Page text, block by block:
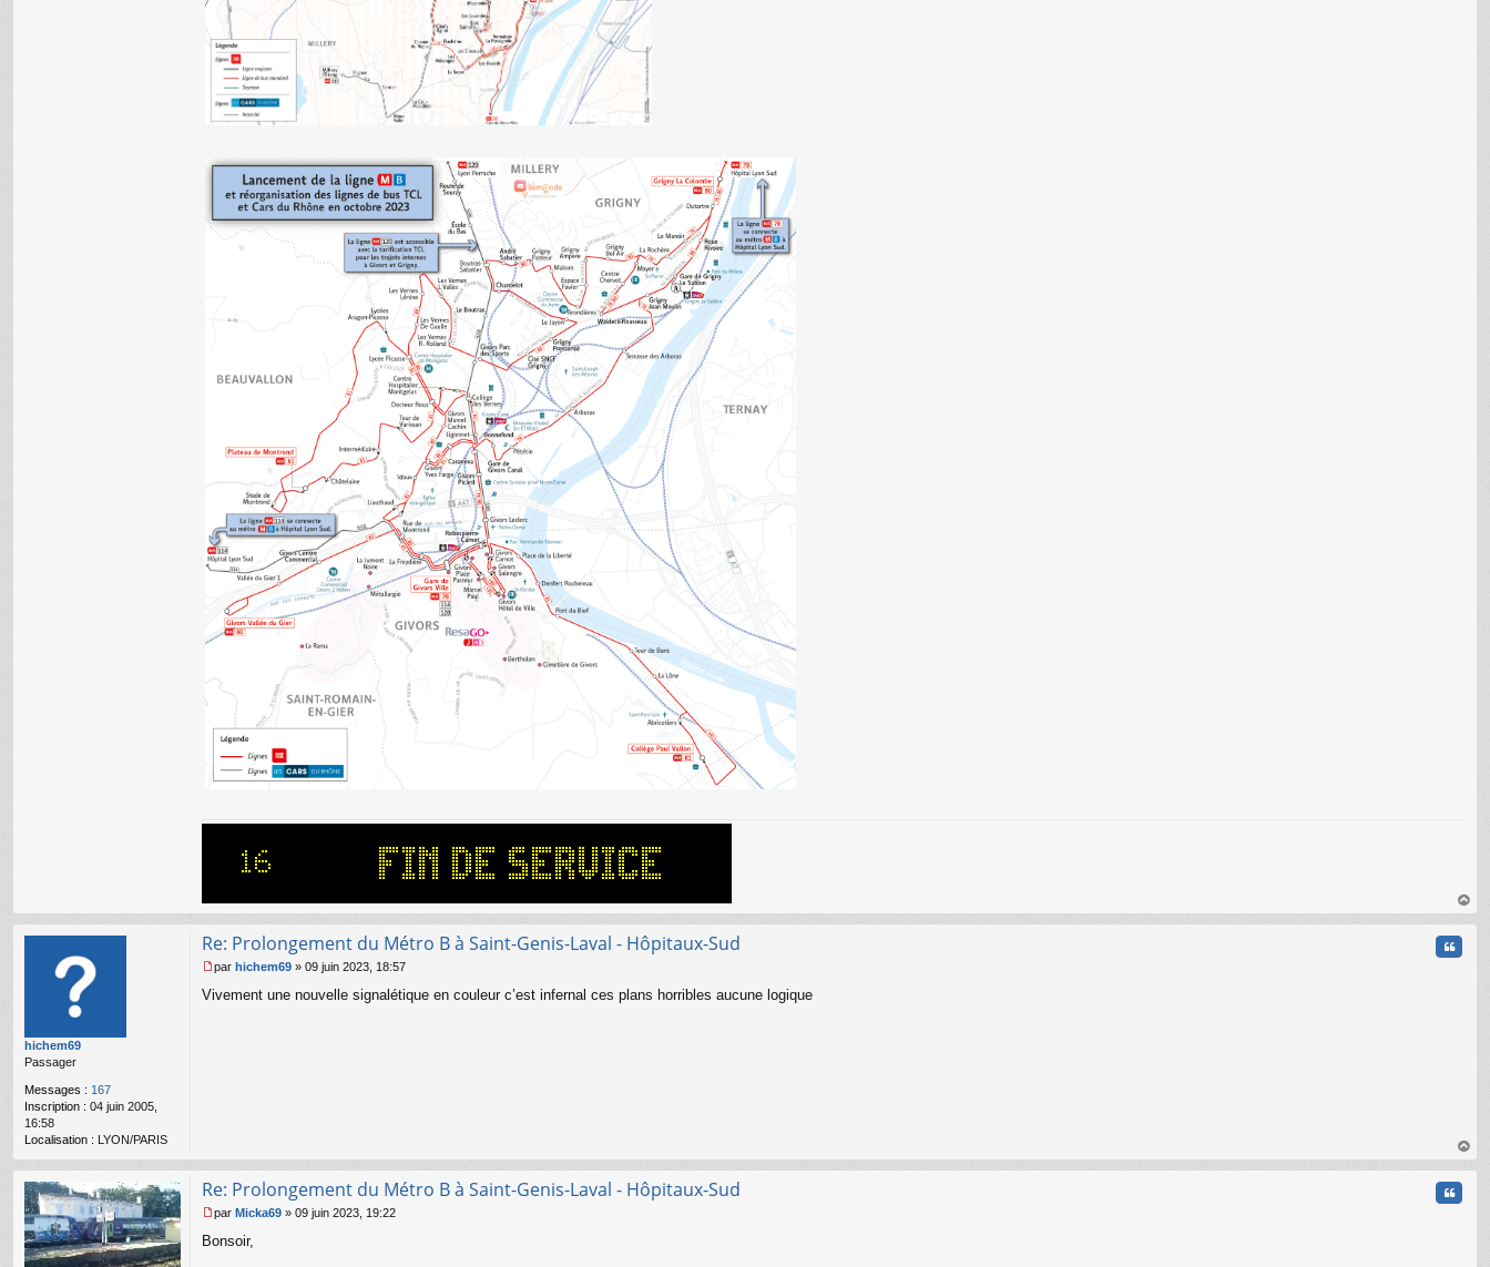
au
hichem69
Passager
Messages : 167
Inscription : 04 juin 2005,
16:58
Localisation : LYON/PARIS
Re: Prolongement du Métro B à Saint-Genis-Laval - Hôpitaux-Sud
e
u
par hichem69 » 09 juin 2023, 18:57
Vivement une nouvelle signalétique en couleur c’est infernal ces plans horribles aucune logique
au
Re: Prolongement du Métro B à Saint-Genis-Laval - Hôpitaux-Sud
e
par Micka69 » 09 juin 2023, 19:22
Bonsoir,